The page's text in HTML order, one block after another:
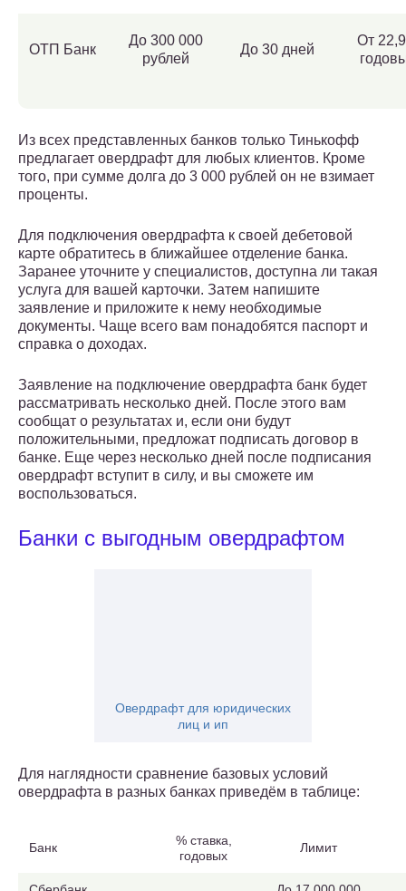
ОТП Банк
До 300 000
рублей
До 30 дней
От
Из всех представленных банков только Тинькофф
предлагает овердрафт для любых клиентов. Кроме
того, при сумме долга до 3 000 рублей он не взимает
проценты.
Для подключения овердрафта к своей дебетовой
карте обратитесь в ближайшее отделение банка.
Заранее уточните у специалистов, доступна ли такая
услуга для вашей карточки. Затем напишите
заявление и приложите к нему необходимые
документы. Чаще всего вам понадобятся паспорт и
справка о доходах.
Заявление на подключение овердрафта банк будет
рассматривать несколько дней. После этого вам
сообщат о результатах и, если они будут
положительными, предложат подписать договор в
банке. Еще через несколько дней после подписания
овердрафт вступит в силу, и вы сможете им
воспользоваться.
Банки с выгодным овердрафтом
Овердрафт для юридических
лиц и ип
Для наглядности сравнение базовых условий
овердрафта в разных банках приведём в таблице:
Банк
% ставка,
годовых
Лимит